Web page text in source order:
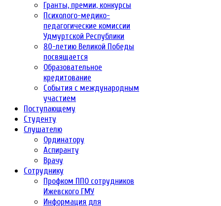
Гранты, премии, конкурсы
Психолого-медико-
педагогические комиссии
Удмуртской Республики
80-летию Великой Победы
посвящается
Образовательное
кредитование
События с международным
участием
Поступающему
Студенту
Слушателю
Ординатору
Аспиранту
Врачу
Сотруднику
Профком ППО сотрудников
Ижевского ГМУ
Информация для